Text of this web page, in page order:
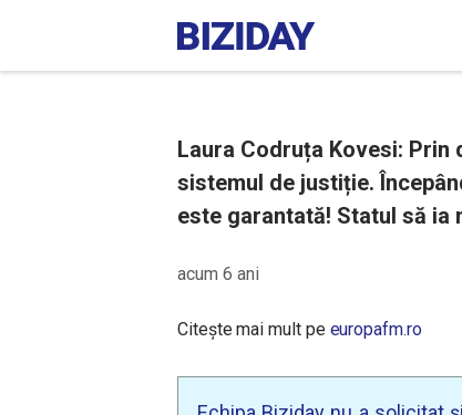
Laura Codruța Kovesi: Prin
sistemul de justiție.
este garantată! Statul să ia
acum 6 ani
Citește mai mult pe europafm.ro